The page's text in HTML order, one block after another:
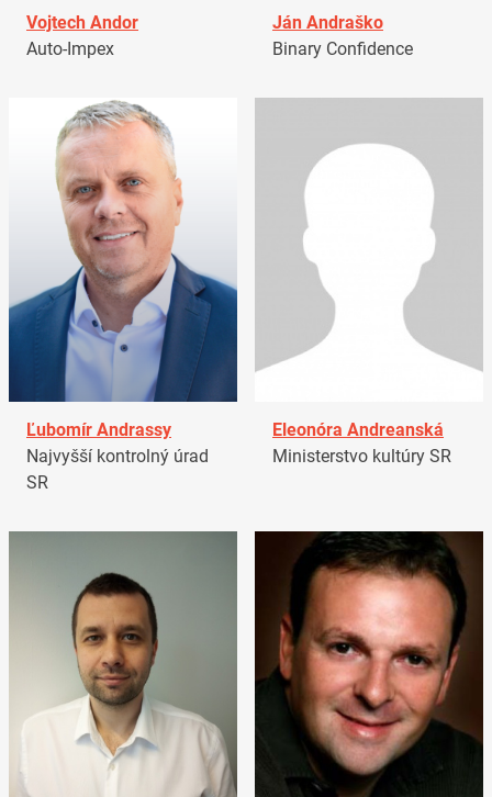
Vojtech Andor
Auto-Impex
Ján Andraško
Binary Confidence
Ľubomír Andrassy
Najvyšší kontrolný úrad
SR
Eleonóra Andreanská
Ministerstvo kultúry SR